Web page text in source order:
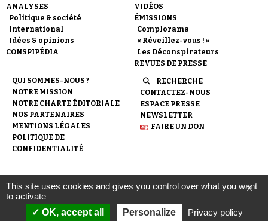
ANALYSES
Politique & société
International
Idées & opinions
CONSPIPÉDIA
VIDÉOS
ÉMISSIONS
Complorama
« Réveillez-vous ! »
Les Déconspirateurs
REVUES DE PRESSE
QUI SOMMES-NOUS ?
NOTRE MISSION
NOTRE CHARTE ÉDITORIALE
NOS PARTENAIRES
MENTIONS LÉGALES
POLITIQUE DE
CONFIDENTIALITÉ
RECHERCHE
CONTACTEZ-NOUS
ESPACE PRESSE
NEWSLETTER
FAIRE UN DON
© 2007- 2026 Conspiracy Watch | Une réalisation de
l'Observatoire du conspirationnisme (association loi de 1901) avec
le soutien de la Fondation pour la Mémoire de la Shoah.
X
This site uses cookies and gives you control over what you want
to activate
OK, accept all
Personalize Privacy policy